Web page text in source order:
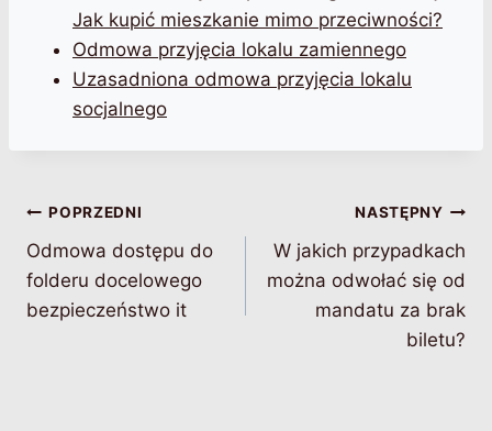
Jak kupić mieszkanie mimo przeciwności?
Odmowa przyjęcia lokalu zamiennego
Uzasadniona odmowa przyjęcia lokalu
socjalnego
Nawigacja
wpisu
POPRZEDNI
Odmowa dostępu do
folderu docelowego
bezpieczeństwo it
NASTĘPNY
W jakich przypadkach
można odwołać się od
mandatu za brak
biletu?